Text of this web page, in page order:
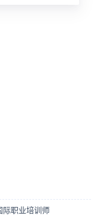
际职业培训师